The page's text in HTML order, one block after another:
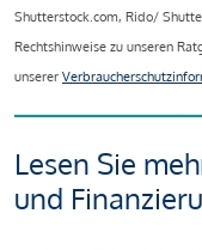
Shutterstock.com, Rido/
Rechtshinweise zu unseren
unserer
Lesen Sie
und